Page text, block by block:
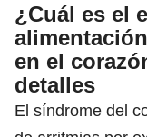
¿Cuál es el
en el
detalles
El síndrome del